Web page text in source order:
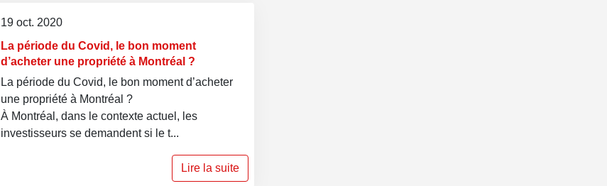
Lire la suite
19 oct. 2020
La période du Covid, le bon moment
d’acheter une propriété à Montréal ?
La période du Covid, le bon moment d’acheter
une propriété à Montréal ?
À Montréal, dans le contexte actuel, les
investisseurs se demandent si le t...